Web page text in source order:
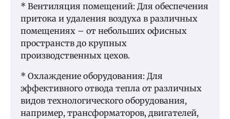
* Вентиляция помещений: Для обеспечения
притока и удаления воздуха в различных
помещениях – от небольших офисных
пространств до крупных
производственных цехов.
* Охлаждение оборудования: Для
эффективного отвода тепла от различных
видов технологического оборудования,
например, трансформаторов, двигателей,